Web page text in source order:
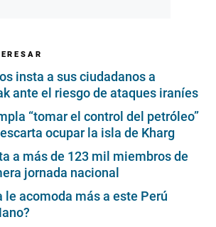
insta a sus ciudadanos a
ante el riesgo de ataques iraníes
“tomar el control del petróleo”
ocupar la isla de Kharg
a más de 123 mil miembros de
jornada nacional
le acomoda más a este Perú